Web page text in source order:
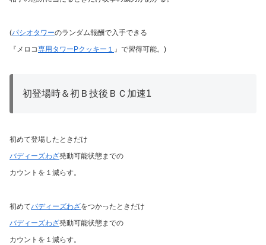
(パシオタワーのランダム報酬で入手できる
『メロコ専用タワーPクッキー１ 』で習得可能。)
初登場時＆初Ｂ技後ＢＣ加速1
初めて登場したときだけ
バディーズわざ発動可能状態までの
カウントを１減らす。
初めてバディーズわざをつかったときだけ
バディーズわざ発動可能状態までの
カウントを１減らす。